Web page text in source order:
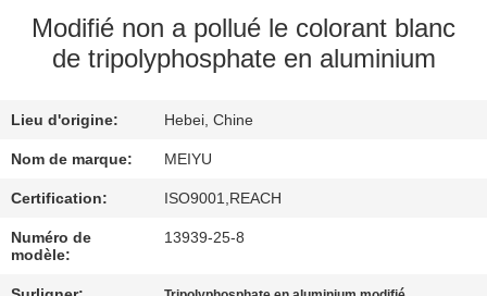
PROPOS
VISITE
DE
L'USINE
Modifié non a pollué le colorant blanc
de tripolyphosphate en aluminium
Lieu d'origine: Hebei, Chine
Nom de marque: MEIYU
Certification: ISO9001,REACH
Numéro de
modèle:
13939-25-8